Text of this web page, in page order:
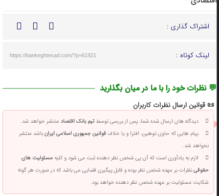
اشتراک گذاری :
لینک کوتاه : https://bankeghtesad.com/?p=61921
💬 نظرات خود را با ما در میان بگذارید
📜 قوانین ارسال نظرات کاربران
دیدگاه های ارسال شده شما، پس از بررسی توسطتیم بانک اقتصادمنتشر خواهد شد.
پیام هایی که حاوی توهین، افترا و یا خلافقوانین جمهوری اسلامی ایرانباشد منتشر
نخواهد شد.
لازم به یادآوری است که آی پی شخص نظر دهنده ثبت می شود و کلیهمسئولیت های
حقوقینظرات بر عهده شخص نظر بوده و قابل پیگیری قضایی می باشد که در صورت هر گونه
شکایت مسئولیت بر عهده شخص نظر دهنده خواهد بود.